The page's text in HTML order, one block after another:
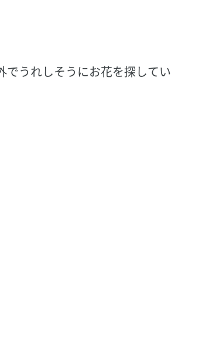
うれしそうにお花を探してい